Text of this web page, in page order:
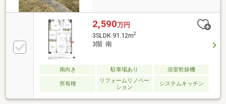
2,590万円
3SLDK 91.12m2
3階 南
南向き 駐車場あり 浴室乾燥機
所有権
リフォームリノベー
ション
システムキッチン